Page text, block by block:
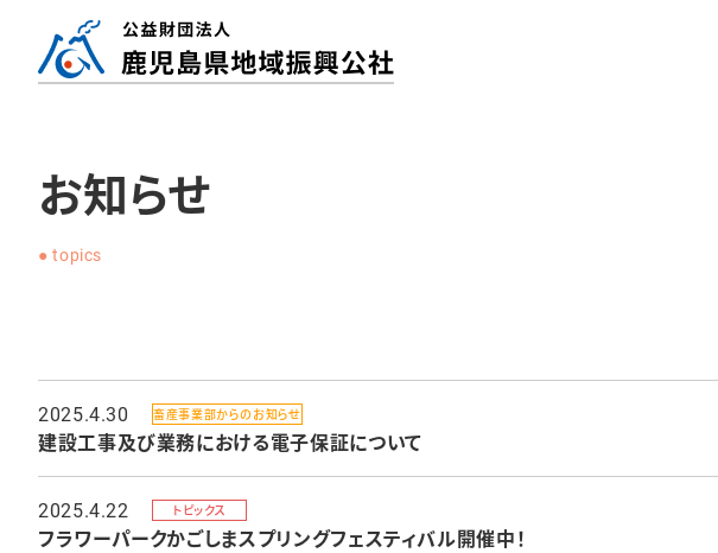
お知らせ
topics
2025.4.30 畜産事業部からのお知らせ
建設工事及び業務における電子保証について
2025.4.22 トピックス
フラワーパークかごしまスプリングフェスティバル開催中！